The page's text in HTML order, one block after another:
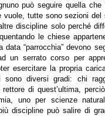
può seguire quella
vuole, tutte sono sezioni
discipline solo perché
le chiese
data “parrocchia” devono
un serrato corso per
esercitare la propria
sono diversi gradi: chi
di quest’ultima,
uno per scienze
discipline può salire di